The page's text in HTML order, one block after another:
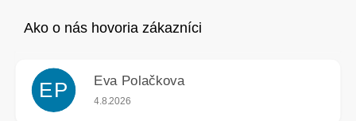
EP Eva Polačkova
Hodnotenie obchodu je 5 z 5 hviezdičiek.
4.8.2026